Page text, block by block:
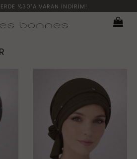
%30'A VARAN İNDİRİM!